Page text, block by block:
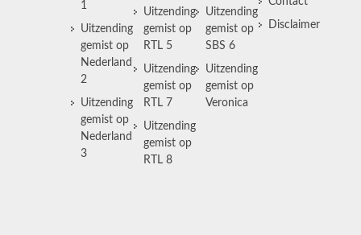
1
Uitzending
gemist op
Nederland
2
Uitzending
gemist op
Nederland
3
Uitzending
gemist op
RTL 5
Uitzending
gemist op
RTL 7
Uitzending
gemist op
RTL 8
Uitzending
gemist op
SBS 6
Uitzending
gemist op
Veronica
Disclaimer